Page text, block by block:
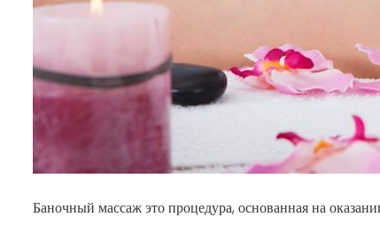
Баночный массаж это процедура, основанная на